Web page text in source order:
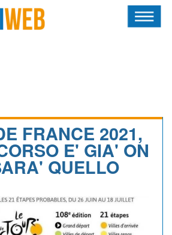
FRANCE 2021,
E' GIA' ON
QUELLO